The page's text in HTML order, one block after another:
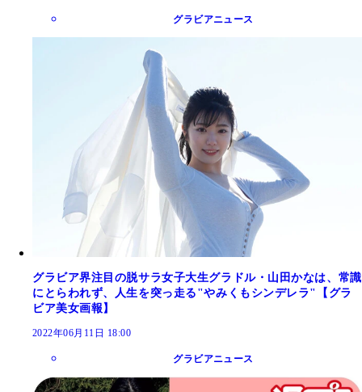
グラビアニュース
グラビア界注目の脱サラ女子大生グラドル・山田かなは、常識
にとらわれず、人生を突っ走る"やみくもシンデレラ"【グラ
ビア美女画報】
2022年06月11日 18:00
グラビアニュース